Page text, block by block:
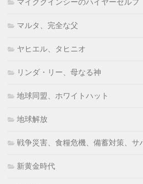
マイククインシーのハイヤーセルフ
マルタ、完全な父
ヤヒエル、タヒニオ
リンダ・リー、母なる神
地球同盟、ホワイトハット
地球解放
戦争災害、食糧危機、備蓄対策、サ
新黄金時代